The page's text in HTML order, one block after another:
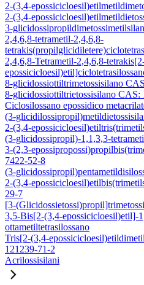
2-(3,4-
2-(3,4-
3-
2,4,6,8-tetrametil-2,4,6,8-
2,4,6,8-Tetrametil-2,4,6,8-
8-glicidossiottiltrimetossisilano
8-glicidossiottiltrietossisilano CAS:
Ciclosilossano epossidico
(3-
2-(3,4-
(3-glicidossipropil)-1,1,3,3-
3-(2,3-
7422-52-8
(3-
2-(3,4-
29-7
[3-
3,5-Bis[2-(3,4-epossicicloesil)etil]-
ottametiltetrasilossano
Tris[2-(3,4-
121239-71-2
Acrilossisilani